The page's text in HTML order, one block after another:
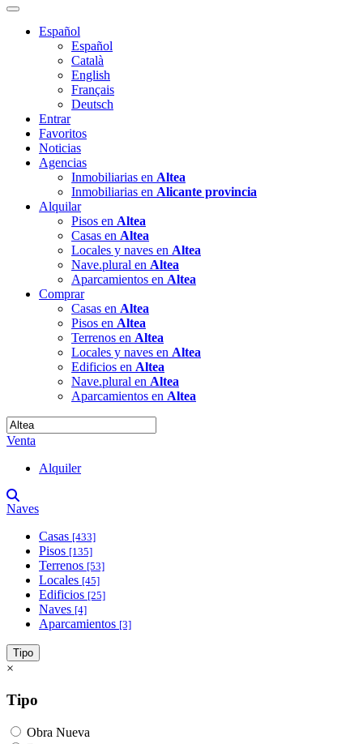
Español
Español
Català
English
Français
Deutsch
Entrar
Favoritos
Noticias
Agencias
Inmobiliarias en Altea
Inmobiliarias en Alicante provincia
Alquilar
Pisos en Altea
Casas en Altea
Locales y naves en Altea
Nave.plural en Altea
Aparcamientos en Altea
Comprar
Casas en Altea
Pisos en Altea
Terrenos en Altea
Locales y naves en Altea
Edificios en Altea
Nave.plural en Altea
Aparcamientos en Altea
Venta
Alquiler
Naves
Casas [433]
Pisos [135]
Terrenos [53]
Locales [45]
Edificios [25]
Naves [4]
Aparcamientos [3]
Tipo
×
Tipo
Obra Nueva